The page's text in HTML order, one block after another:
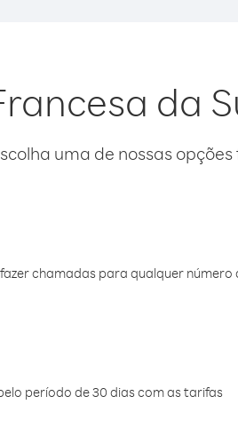
da
uma de nossas opções
chamadas para qualquer número
período de 30 dias com as tarifas